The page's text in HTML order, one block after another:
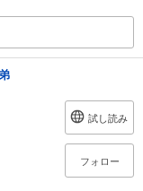
試し読み
フォロー